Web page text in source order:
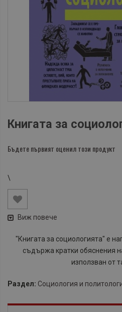
Книгата за
Бъдете първият оценил този продукт
\
Виж повече
"Книгата за социологията" е
съдържа кратки обяснения
използван от
Раздел: Социология и